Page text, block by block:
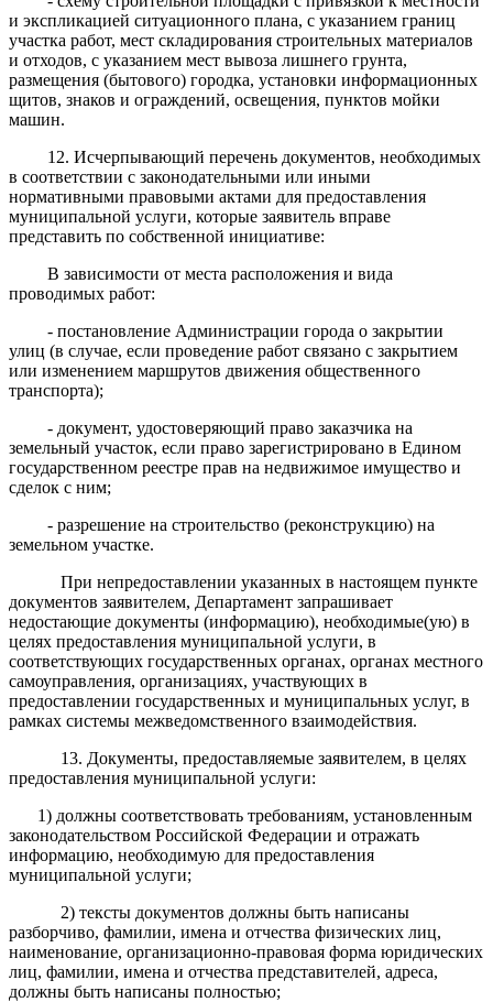
и экспликацией ситуационного плана, с указанием границ
участка работ, мест складирования строительных материалов
и отходов, с указанием мест вывоза лишнего грунта,
размещения (бытового) городка, установки информационных
щитов, знаков и ограждений, освещения, пунктов мойки
машин.
12. Исчерпывающий перечень документов, необходимых
в соответствии с законодательными или иными
нормативными правовыми актами для предоставления
муниципальной услуги, которые заявитель вправе
представить по собственной инициативе:
В зависимости от места расположения и вида
проводимых работ:
-постановление Администрации города о закрытии
улиц (в случае, если проведение работ связано с закрытием
или изменением маршрутов движения общественного
транспорта);
- документ, удостоверяющий право заказчика на
земельный участок, если право зарегистрировано в Едином
государственном реестре прав на недвижимое имущество и
сделок с ним;
- разрешение на строительство (реконструкцию) на
земельном участке.
При непредоставлении указанных в настоящем пункте
документов заявителем, Департамент запрашивает
недостающие документы (информацию), необходимые(ую) в
целях предоставления муниципальной услуги, в
соответствующих государственных органах, органах местного
самоуправления, организациях, участвующих в
предоставлении государственных и муниципальных услуг, в
рамках системы межведомственного взаимодействия.
13. Документы, предоставляемые заявителем, в целях
предоставления муниципальной услуги:
1) должны соответствовать требованиям, установленным
законодательством Российской Федерации и отражать
информацию, необходимую для предоставления
муниципальной услуги;
2) тексты документов должны быть написаны
разборчиво, фамилии, имена и отчества физических лиц,
наименование, организационно-правовая форма юридических
лиц, фамилии, имена и отчества представителей, адреса,
должны быть написаны полностью;